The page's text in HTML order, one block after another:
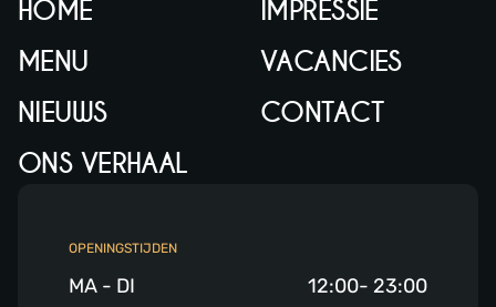
HOME
MENU
NIEUWS
ONS VERHAAL
IMPRESSIE
VACANCIES
CONTACT
OPENINGSTIJDEN
MA - DI
12:00- 23:00